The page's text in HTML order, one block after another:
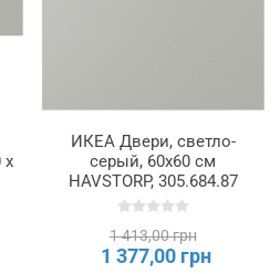
x
ИКЕА Двери, светло-
серый, 60x60 см
HAVSTORP, 305.684.87
1 413,00 грн
1 377,00 грн